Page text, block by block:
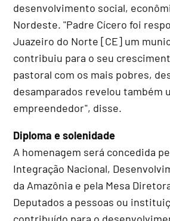
desenvolvimento social,
Nordeste. "Padre Cícero foi
Juazeiro do Norte [CE] um
contribuiu para o seu
pastoral com os mais pobres,
desamparados revelou também
empreendedor", disse.
Diploma e solenidade
A homenagem será concedida
Integração Nacional,
da Amazônia e pela Mesa
Deputados a pessoas ou